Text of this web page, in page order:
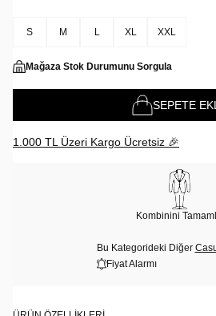
S M L XL XXL
Mağaza Stok Durumunu Sorgula
SEPETE
1.000 TL Üzeri Kargo Ücretsiz 🎉
Kombinini
Bu Kategorideki Diğer
Fiyat Alarmı